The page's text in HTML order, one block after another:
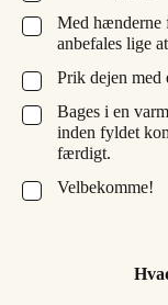
▢
Med hænderne
anbefales lige
▢
Prik dejen med
▢
Bages i en
inden fyldet
færdigt.
▢
Velbekomme!